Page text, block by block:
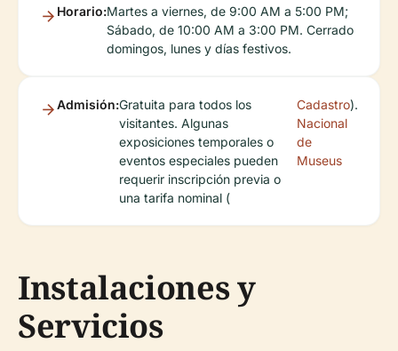
Horario:Martes a viernes, de 9:00 AM a 5:00 PM;
Sábado, de 10:00 AM a 3:00 PM. Cerrado
domingos, lunes y días festivos.
Admisión:Gratuita para todos los
visitantes. Algunas
exposiciones temporales o
eventos especiales pueden
requerir inscripción previa o
una tarifa nominal (
Cadastro
Nacional
de
Museus
).
Instalaciones y
Servicios